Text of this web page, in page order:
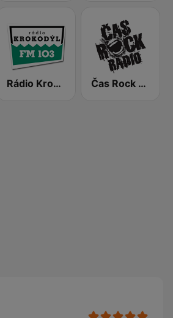
Rádio Krokodýl FM Čas Rock Radio